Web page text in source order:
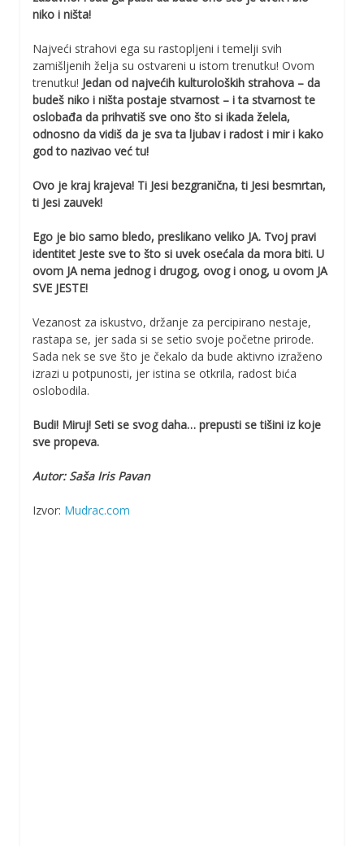
niko i ništa!
Najveći strahovi ega su rastopljeni i temelji svih
zamišljenih želja su ostvareni u istom trenutku! Ovom
trenutku! Jedan od najvećih kulturoloških strahova – da
budeš niko i ništa postaje stvarnost – i ta stvarnost te
oslobađa da prihvatiš sve ono što si ikada želela,
odnosno da vidiš da je sva ta ljubav i radost i mir i kako
god to nazivao već tu!
Ovo je kraj krajeva! Ti Jesi bezgranična, ti Jesi besmrtan,
ti Jesi zauvek!
Ego je bio samo bledo, preslikano veliko JA. Tvoj pravi
identitet Jeste sve to što si uvek osećala da mora biti. U
ovom JA nema jednog i drugog, ovog i onog, u ovom JA
SVE JESTE!
Vezanost za iskustvo, držanje za percipirano nestaje,
rastapa se, jer sada si se setio svoje početne prirode.
Sada nek se sve što je čekalo da bude aktivno izraženo
izrazi u potpunosti, jer istina se otkrila, radost bića
oslobodila.
Budi! Miruj! Seti se svog daha… prepusti se tišini iz koje
sve propeva.
Autor: Saša Iris Pavan
Izvor: Mudrac.com